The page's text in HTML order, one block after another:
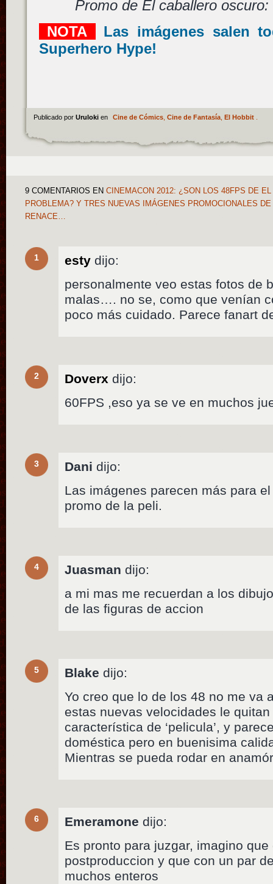
Promo de El caballero
NOTA
Las imágenes salen
Superhero Hype!
Publicado por Uruloki en Cine de Cómics, Cine de Fantasía, El Hobbit.
9 COMENTARIOS EN CINEMACON 2012: ¿SON LOS 48FPS DE
PROBLEMA? Y TRES NUEVAS IMÁGENES PROMOCIONALES
RENACE…
1 esty dijo:
personalmente veo estas fotos de
malas…. no se, como que venían
poco más cuidado. Parece fanart
2 Doverx dijo:
60FPS ,eso ya se ve en muchos
3 Dani dijo:
Las imágenes parecen más para
promo de la peli.
4 Juasman dijo:
a mi mas me recuerdan a los
de las figuras de accion
5 Blake dijo:
Yo creo que lo de los 48 no me va
estas nuevas velocidades le
característica de ‘pelicula’, y
doméstica pero en buenisima
Mientras se pueda rodar en
6 Emeramone dijo:
Es pronto para juzgar, imagino
postproduccion y que con un par
muchos enteros